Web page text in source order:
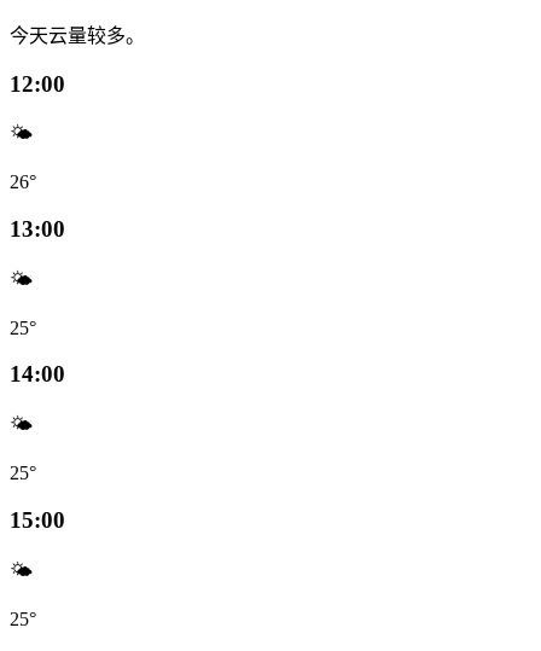
今天云量较多。
12:00
🌤️
26°
13:00
🌤️
25°
14:00
🌤️
25°
15:00
🌤️
25°